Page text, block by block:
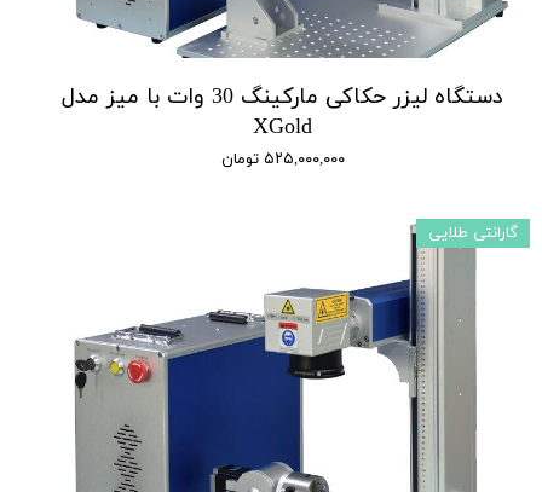
دستگاه لیزر حکاکی مارکینگ 30 وات با میز مدل
XGold
۵۲۵,۰۰۰,۰۰۰ تومان
گارانتی طلایی